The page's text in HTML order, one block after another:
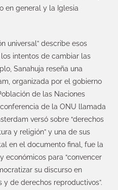
en general y la Iglesia
universal” describe esos
intentos de cambiar las
Sanahuja reseña una
organizada por el gobierno
de las Naciones
de la ONU llamada
versó sobre “derechos
y religión” y una de sus
en el documento final, fue la
económicos para “convencer
su discurso en
de derechos reproductivos”.